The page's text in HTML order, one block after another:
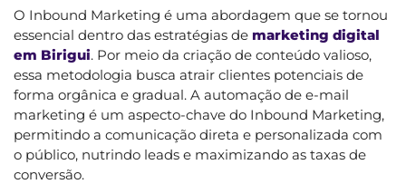
O Inbound Marketing é uma abordagem que se tornou
essencial dentro das estratégias de marketing digital
em Birigui. Por meio da criação de conteúdo valioso,
essa metodologia busca atrair clientes potenciais de
forma orgânica e gradual. A automação de e-mail
marketing é um aspecto-chave do Inbound Marketing,
permitindo a comunicação direta e personalizada com
o público, nutrindo leads e maximizando as taxas de
conversão.